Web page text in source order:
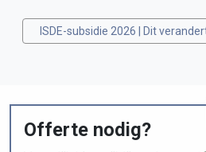
ISDE-subsidie 2026 | Dit
Offerte nodig?